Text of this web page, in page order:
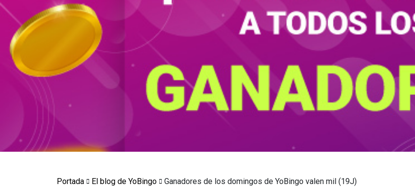
Portada El blog de YoBingo Ganadores de los domingos de YoBingo valen mil (19J)